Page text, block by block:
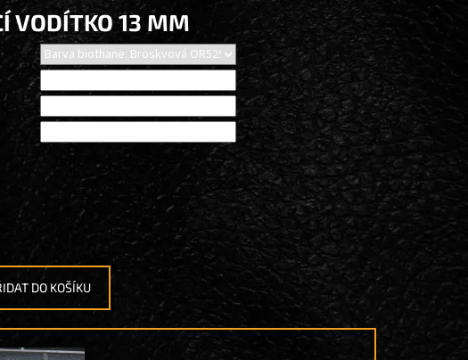
VODÍTKO 13 MM
DO KOŠÍKU